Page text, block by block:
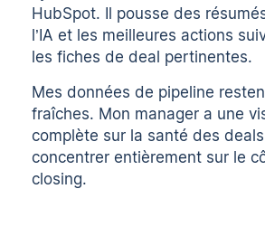
HubSpot. Il pousse des
l’IA et les meilleures actions
les fiches de deal pertinentes.
Mes données de pipeline
fraîches. Mon manager a une
complète sur la santé des
concentrer entièrement sur le
closing.